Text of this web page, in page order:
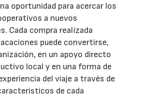
oportunidad para acercar los
a nuevos
Cada compra realizada
puede convertirse,
en un apoyo directo
local y en una forma de
del viaje a través de
de cada